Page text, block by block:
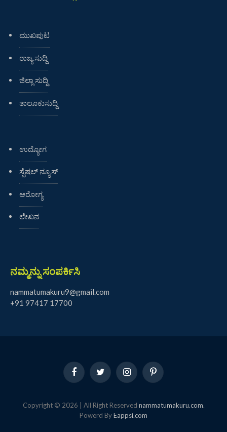
ಮುಖಪುಟ
ರಾಜ್ಯ ಸುದ್ದಿ
ಜಿಲ್ಲಾ ಸುದ್ದಿ
ತಾಲೂಕುಸುದ್ದಿ
ಉದ್ಯೋಗ
ಸ್ಪೆಷಲ್ ನ್ಯೂಸ್
ಆರೋಗ್ಯ
ಲೇಖನ
ನಮ್ಮನ್ನು ಸಂಪರ್ಕಿಸಿ
nammatumakuru9@gmail.com
+91 97417 17700
FacebookTwitter InstagramPinterest
Copyright © 2026 | All Right Reserved nammatumakuru.com.
Powerd ByEappsi.com